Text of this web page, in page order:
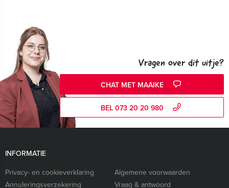
Vragen over dit uitje?
CHAT MET MAAIKE
BEL 073 20 20 980
INFORMATIE
Privacy- en cookieverklaring
Algemene voorwaarden
Annuleringsverzekering
Vraag & antwoord